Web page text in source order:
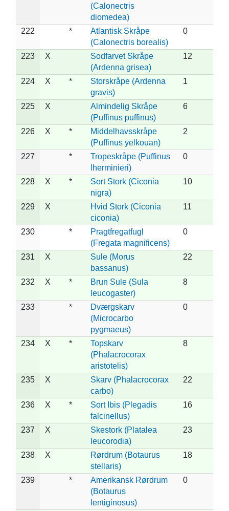
(Calonectris
diomedea)
222 *
Atlantisk Skråpe
(Calonectris borealis)
0
223 X
Sodfarvet Skråpe
(Ardenna grisea)
12
224 X *
Storskråpe (Ardenna
gravis)
1
225 X
Almindelig Skråpe
(Puffinus puffinus)
6
226 X *
Middelhavsskråpe
(Puffinus yelkouan)
2
227 *
Tropeskråpe (Puffinus
lherminieri)
0
228 X *
Sort Stork (Ciconia
nigra)
10
229 X
Hvid Stork (Ciconia
ciconia)
11
230 *
Pragtfregatfugl
(Fregata magnificens)
0
231 X
Sule (Morus
bassanus)
22
232 X *
Brun Sule (Sula
leucogaster)
8
233 *
Dværgskarv
(Microcarbo
pygmaeus)
0
234 X *
Topskarv
(Phalacrocorax
aristotelis)
8
235 X
Skarv (Phalacrocorax
carbo)
22
236 X *
Sort Ibis (Plegadis
falcinellus)
16
237 X
Skestork (Platalea
leucorodia)
23
238 X
Rørdrum (Botaurus
stellaris)
18
239 *
Amerikansk Rørdrum
(Botaurus
lentiginosus)
0